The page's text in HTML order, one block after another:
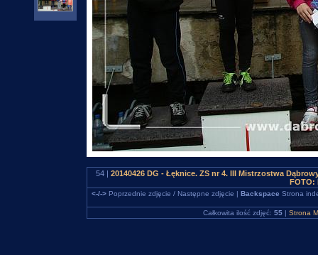
54 | 20140426 DG - Łęknice. ZS nr 4. III Mistrzostwa
FOTO:
<-/->Poprzednie zdjęcie / Następne zdjęcie | Backspace Strona
Całkowita ilość zdjęć: 55 | Strona